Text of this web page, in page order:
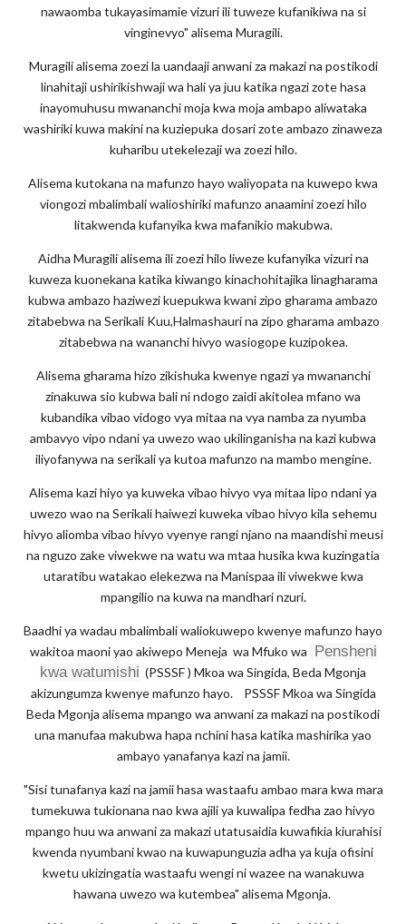
nawaomba tukayasimamie vizuri ili tuweze kufanikiwa na si
vinginevyo" alisema Muragili.
Muragili alisema zoezi la uandaaji anwani za makazi na postikodi
linahitaji ushirikishwaji wa hali ya juu katika ngazi zote hasa
inayomuhusu mwananchi moja kwa moja ambapo aliwataka
washiriki kuwa makini na kuziepuka dosari zote ambazo zinaweza
kuharibu utekelezaji wa zoezi hilo.
Alisema kutokana na mafunzo hayo waliyopata na kuwepo kwa
viongozi mbalimbali walioshiriki mafunzo anaamini zoezi hilo
litakwenda kufanyika kwa mafanikio makubwa.
Aidha Muragili alisema ili zoezi hilo liweze kufanyika vizuri na
kuweza kuonekana katika kiwango kinachohitajika linagharama
kubwa ambazo haziwezi kuepukwa kwani zipo gharama ambazo
zitabebwa na Serikali Kuu,Halmashauri na zipo gharama ambazo
zitabebwa na wananchi hivyo wasiogope kuzipokea.
Alisema gharama hizo zikishuka kwenye ngazi ya mwananchi
zinakuwa sio kubwa bali ni ndogo zaidi akitolea mfano wa
kubandika vibao vidogo vya mitaa na vya namba za nyumba
ambavyo vipo ndani ya uwezo wao ukilinganisha na kazi kubwa
iliyofanywa na serikali ya kutoa mafunzo na mambo mengine.
Alisema kazi hiyo ya kuweka vibao hivyo vya mitaa lipo ndani ya
uwezo wao na Serikali haiwezi kuweka vibao hivyo kila sehemu
hivyo aliomba vibao hivyo vyenye rangi njano na maandishi meusi
na nguzo zake viwekwe na watu wa mtaa husika kwa kuzingatia
utaratibu watakao elekezwa na Manispaa ili viwekwe kwa
mpangilio na kuwa na mandhari nzuri.
Baadhi ya wadau mbalimbali waliokuwepo kwenye mafunzo hayo
wakitoa maoni yao akiwepo Meneja wa Mfuko wa
Pensheni
kwa watumishi (PSSSF ) Mkoa wa Singida, Beda Mgonja
akizungumza kwenye mafunzo hayo. PSSSF Mkoa wa Singida
Beda Mgonja alisema mpango wa anwani za makazi na postikodi
una manufaa makubwa hapa nchini hasa katika mashirika yao
ambayo yanafanya kazi na jamii.
"Sisi tunafanya kazi na jamii hasa wastaafu ambao mara kwa mara
tumekuwa tukionana nao kwa ajili ya kuwalipa fedha zao hivyo
mpango huu wa anwani za makazi utatusaidia kuwafikia kiurahisi
kwenda nyumbani kwao na kuwapunguzia adha ya kuja ofisini
kwetu ukizingatia wastaafu wengi ni wazee na wanakuwa
hawana uwezo wa kutembea" alisema Mgonja.